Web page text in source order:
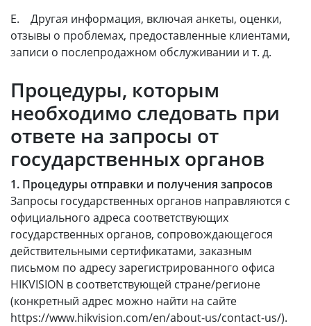
E. Другая информация, включая анкеты, оценки,
отзывы о проблемах, предоставленные клиентами,
записи о послепродажном обслуживании и т. д.
Процедуры, которым
необходимо следовать при
ответе на запросы от
государственных органов
1. Процедуры отправки и получения запросов
Запросы государственных органов направляются с
официального адреса соответствующих
государственных органов, сопровождающегося
действительными сертификатами, заказным
письмом по адресу зарегистрированного офиса
HIKVISION в соответствующей стране/регионе
(конкретный адрес можно найти на сайте
https://www.hikvision.com/en/about-us/contact-us/).